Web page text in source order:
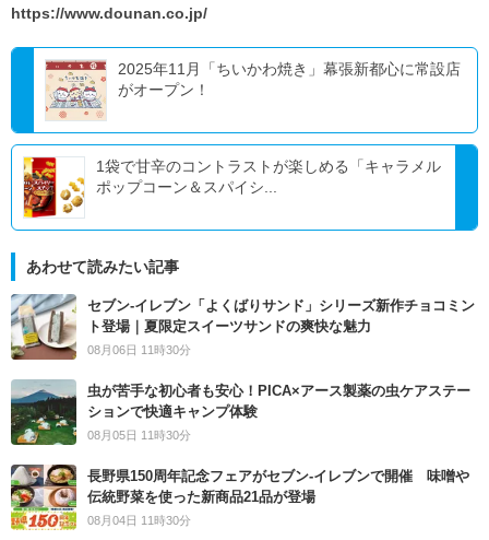
https://www.dounan.co.jp/
2025年11月「ちいかわ焼き」幕張新都心に常設店
がオープン！
1袋で甘辛のコントラストが楽しめる「キャラメル
ポップコーン＆スパイシ...
あわせて読みたい記事
セブン‐イレブン「よくばりサンド」シリーズ新作チョコミン
ト登場｜夏限定スイーツサンドの爽快な魅力
08月06日 11時30分
虫が苦手な初心者も安心！PICA×アース製薬の虫ケアステー
ションで快適キャンプ体験
08月05日 11時30分
長野県150周年記念フェアがセブン-イレブンで開催 味噌や
伝統野菜を使った新商品21品が登場
08月04日 11時30分